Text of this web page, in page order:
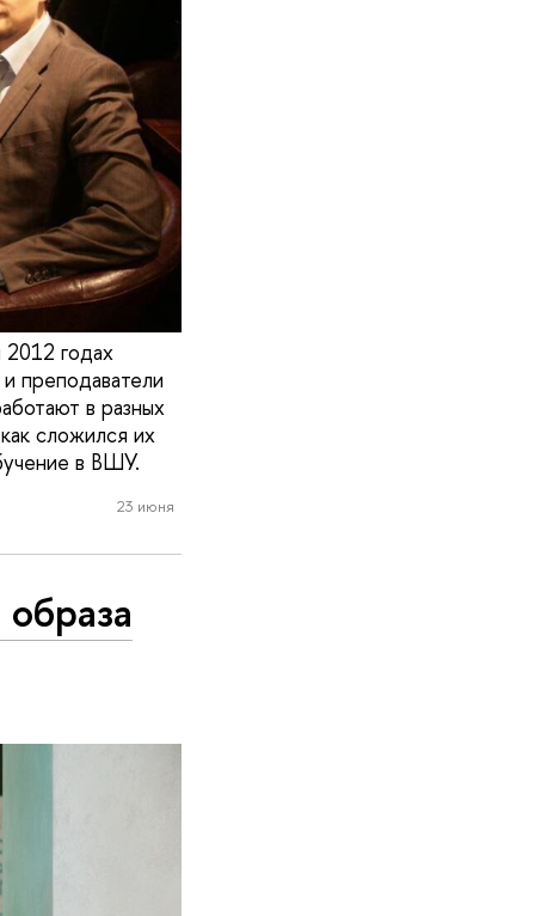
годах
преподаватели
в разных
сложился их
в ВШУ.
23 июня